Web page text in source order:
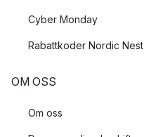
Cyber Monday
Rabattkoder Nordic Nest
OM OSS
Om oss